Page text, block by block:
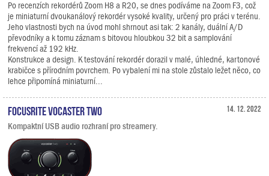
Po recenzích rekordérů Zoom H8 a R20, se dnes podíváme na Zoom F3, což
je miniaturní dvoukanálový rekordér vysoké kvality, určený pro práci v terénu.
Jeho vlastnosti bych na úvod mohl shrnout asi tak: 2 kanály, duální A/D
převodníky a k tomu záznam s bitovou hloubkou 32 bit a samplování
frekvencí až 192 kHz.
Konstrukce a design. K testování rekordér dorazil v malé, úhledné, kartonové
krabičce s přírodním povrchem. Po vybalení mi na stole zůstalo ležet něco, co
lehce připomíná miniaturní...
14. 12. 2022
Focusrite Vocaster Two
Kompaktní USB audio rozhraní pro streamery.